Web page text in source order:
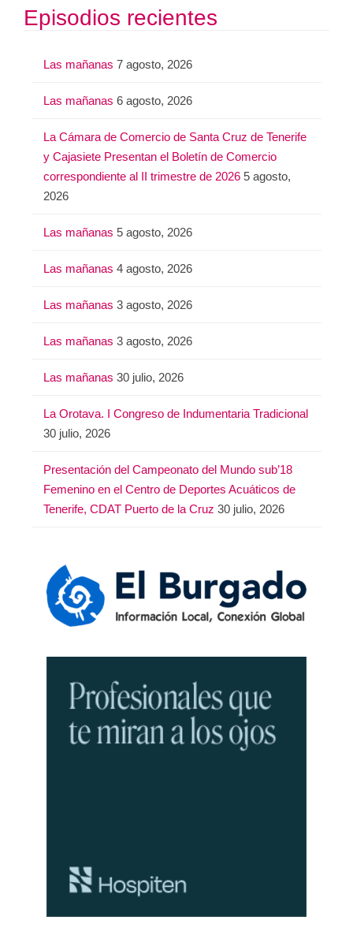
Episodios recientes
Las mañanas 7 agosto, 2026
Las mañanas 6 agosto, 2026
La Cámara de Comercio de Santa Cruz de Tenerife
y Cajasiete Presentan el Boletín de Comercio
correspondiente al II trimestre de 2026 5 agosto,
2026
Las mañanas 5 agosto, 2026
Las mañanas 4 agosto, 2026
Las mañanas 3 agosto, 2026
Las mañanas 3 agosto, 2026
Las mañanas 30 julio, 2026
La Orotava. I Congreso de Indumentaria Tradicional
30 julio, 2026
Presentación del Campeonato del Mundo sub’18
Femenino en el Centro de Deportes Acuáticos de
Tenerife, CDAT Puerto de la Cruz 30 julio, 2026